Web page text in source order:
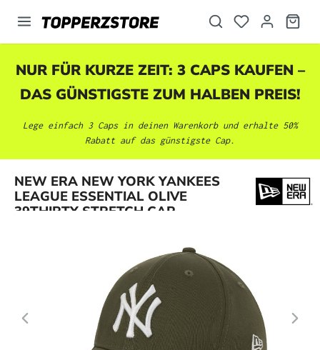
springen
NUR FÜR KURZE ZEIT: 3 CAPS KAUFEN –
DAS GÜNSTIGSTE ZUM HALBEN PREIS!
Lege einfach 3 Caps in deinen Warenkorb und erhalte 50%
Rabatt auf das günstigste Cap.
NEW ERA NEW YORK YANKEES
LEAGUE ESSENTIAL OLIVE
39THIRTY STRETCH CAP